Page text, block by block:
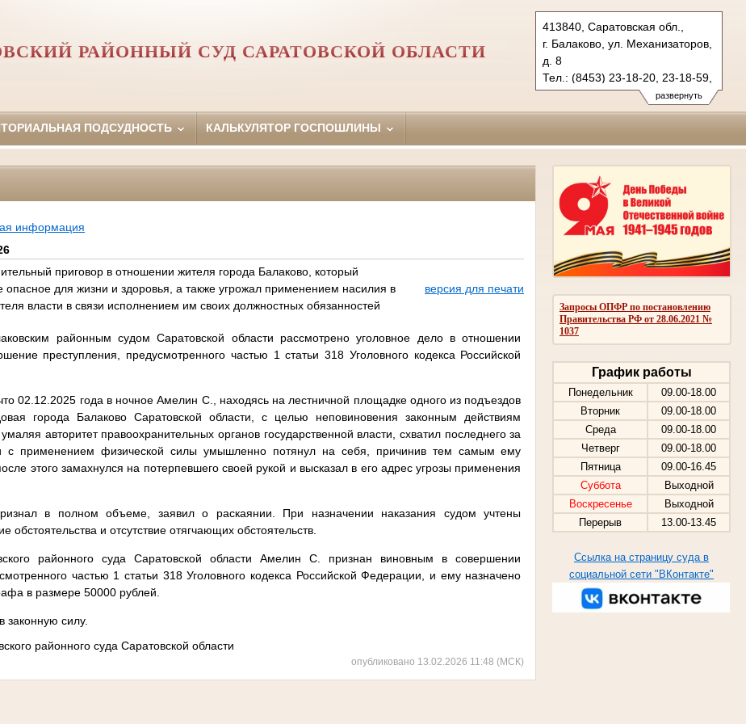
развернуть
413840, Саратовская обл.,
г. Балаково, ул. Механизаторов,
д. 8
Тел.: (8453) 23-18-20, 23-18-59,
(84573) 2-11-61
balakovsky.sar@sudrf.ru
РАЙОННЫЙ СУД САРАТОВСКОЙ ОБЛАСТИ
ПОДСУДНОСТЬ КАЛЬКУЛЯТОР ГОСПОШЛИНЫ
Запросы ОПФР по постановлению
Правительства РФ от 28.06.2021 №
1037
График работы
Понедельник
09.00-18.00
Вторник
09.00-18.00
Среда
09.00-18.00
Четверг
09.00-18.00
Пятница
09.00-16.45
Суббота
Выходной
Воскресенье
Выходной
Перерыв
13.00-13.45
Ссылка на страницу суда в
социальной сети "ВКонтакте"
информация
приговор в отношении жителя города Балаково, который
для жизни и здоровья, а также угрожал применением насилия в
власти в связи исполнением им своих должностных обязанностей
версия для печати
районным судом Саратовской области рассмотрено уголовное дело в отношении
преступления, предусмотренного частью 1 статьи 318 Уголовного кодекса Российской
02.12.2025 года в ночное Амелин С., находясь на лестничной площадке одного из подъездов
города Балаково Саратовской области, с целью неповиновения законным действиям
авторитет правоохранительных органов государственной власти, схватил последнего за
с применением физической силы умышленно потянул на себя, причинив тем самым ему
этого замахнулся на потерпевшего своей рукой и высказал в его адрес угрозы применения
в полном объеме, заявил о раскаянии. При назначении наказания судом учтены
обстоятельства и отсутствие отягчающих обстоятельств.
районного суда Саратовской области Амелин С. признан виновным в совершении
частью 1 статьи 318 Уголовного кодекса Российской Федерации, и ему назначено
в размере 50000 рублей.
законную силу.
районного суда Саратовской области
опубликовано 13.02.2026 11:48 (МСК)